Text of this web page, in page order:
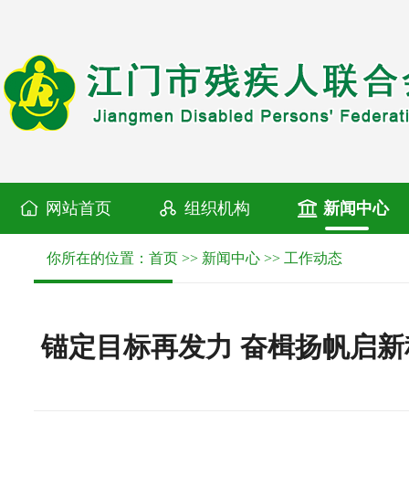
网站首页 组织机构 新闻中心
你所在的位置： 首页 >> 新闻中心 >> 工作动态
锚定目标再发力 奋楫扬帆启